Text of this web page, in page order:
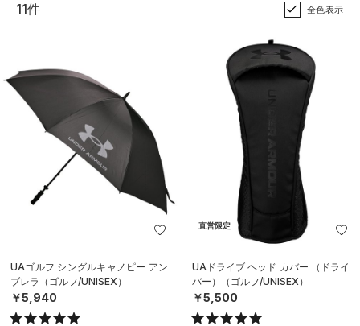
11件 全色表示
UAゴルフ シングルキャノピー アン
ブレラ（ゴルフ/UNISEX）
￥5,940
直営限定
UAドライブ ヘッド カバー （ドライ
バー）（ゴルフ/UNISEX）
￥5,500